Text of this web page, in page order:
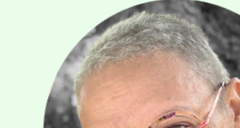
Navigation